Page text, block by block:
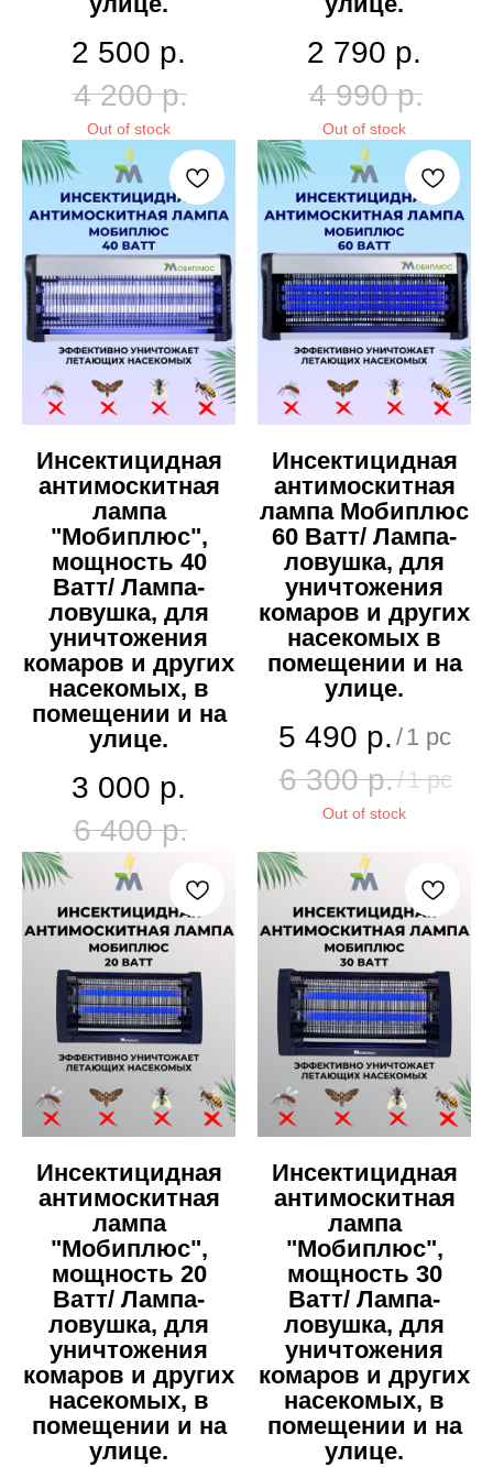
2 500 р.
4 200 р.
Out of stock
2 790 р.
4 990 р.
Out of stock
Инсектицидная
антимоскитная
лампа
"Мобиплюс",
мощность 40
Ватт/ Лампа-
ловушка, для
уничтожения
комаров и других
насекомых, в
помещении и на
улице.
3 000 р.
6 400 р.
Инсектицидная
антимоскитная
лампа Мобиплюс
60 Ватт/ Лампа-
ловушка, для
уничтожения
комаров и других
насекомых в
помещении и на
улице.
5 490 р. /1 pc
6 300 р./1 pc
Out of stock
Инсектицидная
антимоскитная
лампа
"Мобиплюс",
мощность 20
Ватт/ Лампа-
ловушка, для
уничтожения
комаров и других
насекомых, в
помещении и на
улице.
Инсектицидная
антимоскитная
лампа
"Мобиплюс",
мощность 30
Ватт/ Лампа-
ловушка, для
уничтожения
комаров и других
насекомых, в
помещении и на
улице.